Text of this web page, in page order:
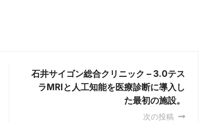
石井サイゴン総合クリニック – 3.0テス
ラMRIと人工知能を医療診断に導入し
た最初の施設。
次の投稿